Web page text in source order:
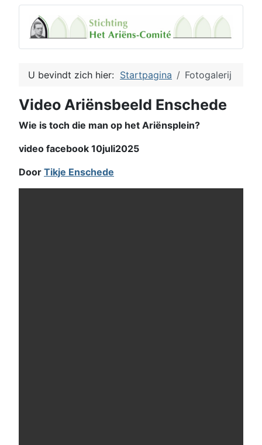
U bevindt zich hier: Startpagina Fotogalerij
Video Ariënsbeeld Enschede
Wie is toch die man op het Ariënsplein?
video facebook 10juli2025
Door Tikje Enschede